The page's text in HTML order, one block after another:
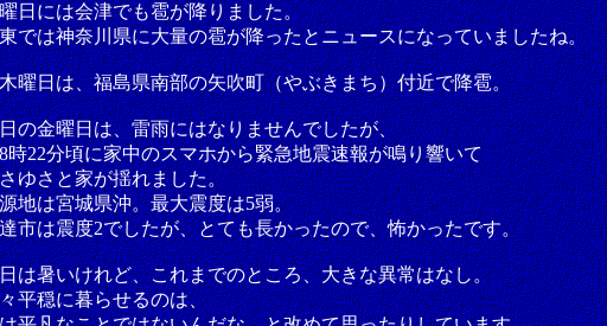
日には会津でも雹が降りました。
では神奈川県に大量の雹が降ったとニュースになっていましたね。
曜日は、福島県南部の矢吹町（やぶきまち）付近で降雹。
の金曜日は、雷雨にはなりませんでしたが、
時22分頃に家中のスマホから緊急地震速報が鳴り響いて
ゆさと家が揺れました。
地は宮城県沖。最大震度は5弱。
市は震度2でしたが、とても長かったので、怖かったです。
は暑いけれど、これまでのところ、大きな異常はなし。
平穏に暮らせるのは、